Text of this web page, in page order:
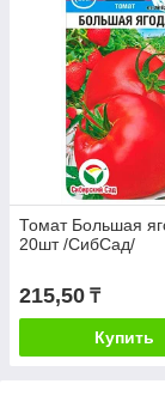
Томат Большая
20шт /СибСад/
215,50 ₸
Купить